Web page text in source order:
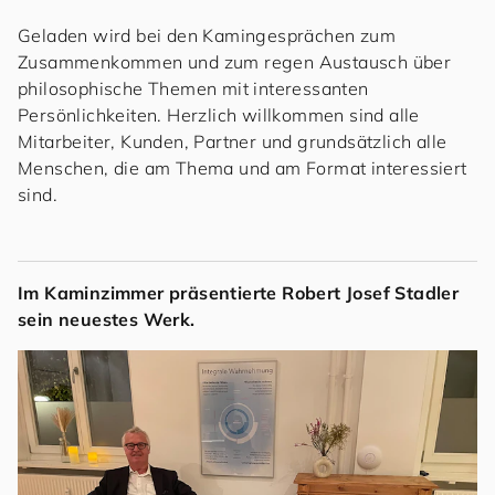
Geladen wird bei den Kamingesprächen zum
Zusammenkommen und zum regen Austausch über
philosophische Themen mit interessanten
Persönlichkeiten. Herzlich willkommen sind alle
Mitarbeiter, Kunden, Partner und grundsätzlich alle
Menschen, die am Thema und am Format interessiert
sind.
Im Kaminzimmer präsentierte Robert Josef Stadler
sein neuestes Werk.